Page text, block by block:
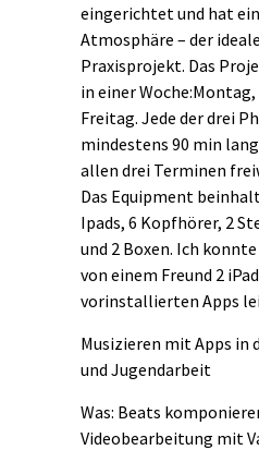
eingerichtet und hat
Atmosphäre – der
Praxisprojekt. Das
in einer
Freitag. Jede der drei
mindestens 90 min
allen drei Terminen
Das Equipment
Ipads, 6 Kopfhörer, 2
und 2 Boxen. Ich
von einem Freund 2
vorinstallierten Apps
Musizieren mit Apps in
und Jugendarbeit
Was: Beats
Videobearbeitung mit